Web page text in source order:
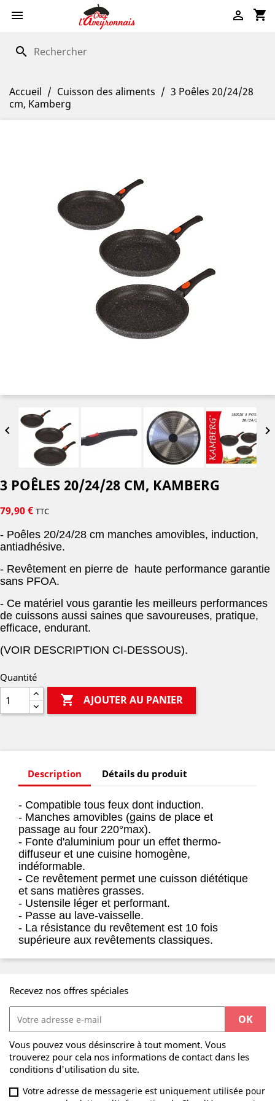
 shopping_cart

search
Accueil Cuisson des aliments
3 Poêles 20/24/28
cm, Kamberg
 
3 POÊLES 20/24/28 CM, KAMBERG
79,90 € TTC
- Poêles 20/24/28 cm manches amovibles, induction,
antiadhésive.
- Revêtement en pierre de haute performance garantie
sans PFOA.
- Ce matériel vous garantie les meilleurs performances
de cuissons aussi saines que savoureuses, pratique,
efficace, endurant.
(VOIR DESCRIPTION CI-DESSOUS).
Quantité
 AJOUTER AU PANIER
Description Détails du produit
- Compatible tous feux dont induction.
- Manches amovibles (gains de place et
passage au four 220°max).
- Fonte d'aluminium pour un effet thermo-
diffuseur et une cuisine homogène,
indéformable.
- Ce revêtement permet une cuisson diététique
et sans matières grasses.
- Ustensile léger et performant.
- Passe au lave-vaisselle.
- La résistance du revêtement est 10 fois
supérieure aux revêtements classiques.
Recevez nos offres spéciales
Vous pouvez vous désinscrire à tout moment. Vous
trouverez pour cela nos informations de contact dans les
conditions d'utilisation du site.
Votre adresse de messagerie est uniquement utilisée pour